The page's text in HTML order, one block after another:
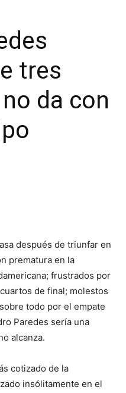
tres
da con
después de triunfar en
prematura en la
frustrados por
de final; molestos
todo por el empate
Paredes sería una
alcanza.
cotizado de la
insólitamente en el